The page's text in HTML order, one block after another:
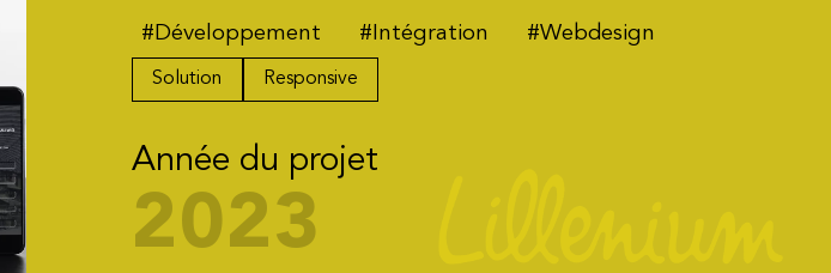
#Développement #Intégration #Webdesign
Solution Responsive
Année du projet
2023